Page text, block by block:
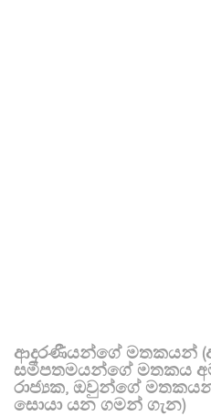
ආදරණීයන්ගේ මතකයන්
සමීපතමයන්ගේ මතකය
රාජ්‍යක, ඔවුන්ගේ
සොයා යන ගමන් ගැන)